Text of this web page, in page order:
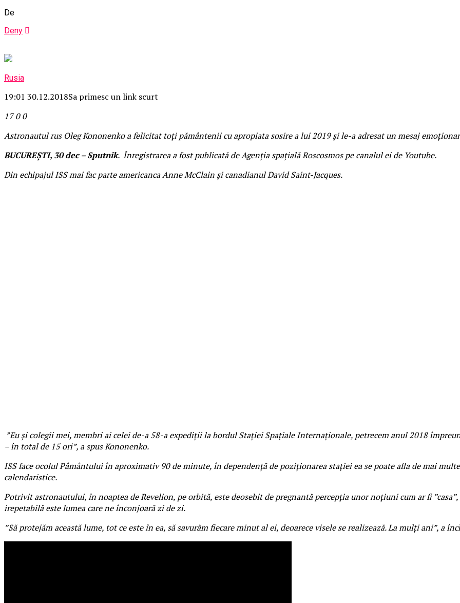
De
Deny
Rusia
19:01 30.12.2018Sa primesc un link scurt
1700
Astronautul rus Oleg Kononenko a felicitat toți pământenii cu apropiata sosire a lui 2019 și le-a adresat un mesaj
BUCUREȘTI, 30 dec – Sputnik. Înregistrarea a fost publicată de Agenția spațială Roscosmos pe canalul ei de Youtube.
Din echipajul ISS mai fac parte americanca Anne McClain și canadianul David Saint-Jacques.
”Eu și colegii mei, membri ai celei de-a 58-a expediții la bordul Stației Spațiale Internaționale, petrecem anul 2018
– în total de 15 ori”, a spus Kononenko.
ISS face ocolul Pâmântului în aproximativ 90 de minute, în dependență de poziționarea stației ea se poate afla de mai
calendaristice.
Potrivit astronautului, în noaptea de Revelion, pe orbită, este deosebit de pregnantă percepția unor noțiuni cum ar fi
irepetabilă este lumea care ne înconjoară zi de zi.
”Să protejăm această lume, tot ce este în ea, să savurăm fiecare minut al ei, deoarece visele se realizează. La mulți ani”, a